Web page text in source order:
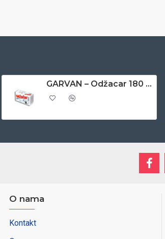
GARVAN – Odžacar 180 gr
O nama
Kontakt